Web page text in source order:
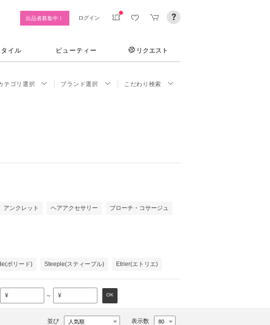
出品者募集中！ ログイン
イル ビューティー リクエスト
テゴリ選択 ブランド選択 こだわり検索
アンクレット ヘアアクセサリー ブローチ・コサージュ
ボリード) Steeple(スティープル) Etrier(エトリエ)
¥ ～ ¥ OK
並び 表示数